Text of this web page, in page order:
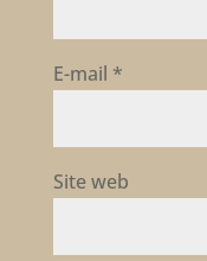
E-mail *
Site web